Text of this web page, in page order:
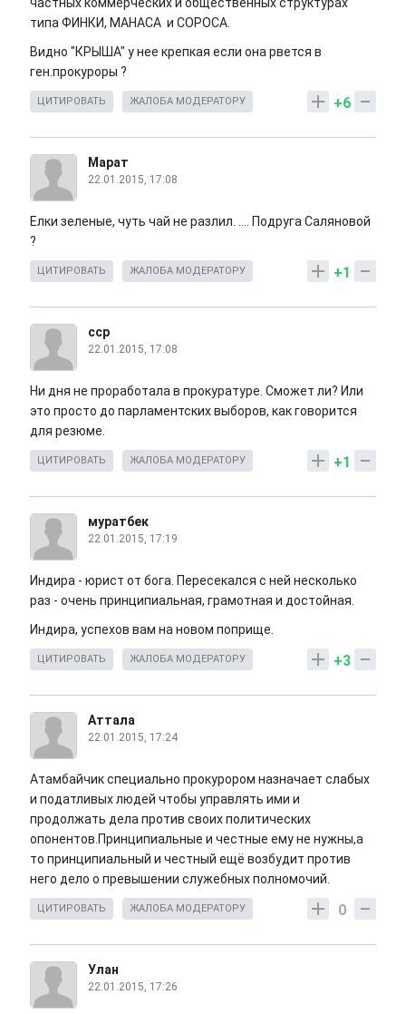
типа ФИНКИ, МАНАСА и СОРОСА.
Видно "КРЫША" у нее крепкая если она рвется в
ген.прокуроры ?
+6
ЦИТИРОВАТЬ ЖАЛОБА МОДЕРАТОРУ
Марат
22.01.2015, 17:08
Елки зеленые, чуть чай не разлил. .... Подруга Саляновой
?
+1
ЦИТИРОВАТЬ ЖАЛОБА МОДЕРАТОРУ
сср
22.01.2015, 17:08
Ни дня не проработала в прокуратуре. Сможет ли? Или
это просто до парламентских выборов, как говорится
для резюме.
+1
ЦИТИРОВАТЬ ЖАЛОБА МОДЕРАТОРУ
муратбек
22.01.2015, 17:19
Индира - юрист от бога. Пересекался с ней несколько
раз - очень принципиальная, грамотная и достойная.
Индира, успехов вам на новом поприще.
+3
ЦИТИРОВАТЬ ЖАЛОБА МОДЕРАТОРУ
Аттала
22.01.2015, 17:24
Атамбайчик специально прокурором назначает слабых
и податливых людей чтобы управлять ими и
продолжать дела против своих политических
опонентов.Принципиальные и честные ему не нужны,а
то принципиальный и честный ещё возбудит против
него дело о превышении служебных полномочий.
0
ЦИТИРОВАТЬ ЖАЛОБА МОДЕРАТОРУ
Улан
22.01.2015, 17:26